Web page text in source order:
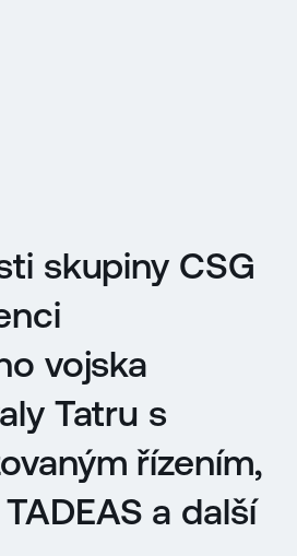
skupiny CSG
vojska
Tatru s
řízením,
a další